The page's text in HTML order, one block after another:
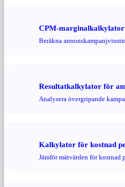
CPM-marginalkalkylator
Beräkna
Resultatkalkylator för
Analysera övergripande
Kalkylator för kostnad
Jämför mätvärden för kostnad